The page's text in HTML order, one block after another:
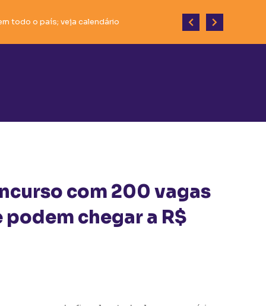
todo o país; veja calendário
do município.
com 200 vagas
chegar a R$